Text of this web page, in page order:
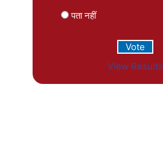
पता नहीं
View Results